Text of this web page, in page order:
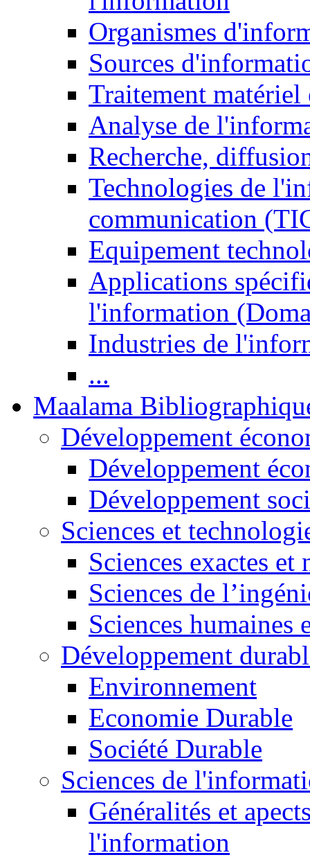
Organismes
Sources
Traitement matériel
Analyse de
Recherche,
Technologies de
communication
Equipement
Applications
l'information
Industries de
...
Maalama
Développement
Développement
Développement
Sciences et
Sciences exactes et
Sciences de
Sciences humaines
Développement
Environnement
Economie Durable
Société Durable
Sciences de
Généralités et
l'information